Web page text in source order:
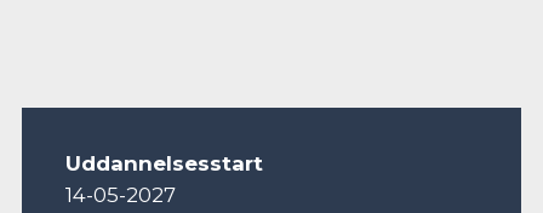
Uddannelsesstart
14-05-2027